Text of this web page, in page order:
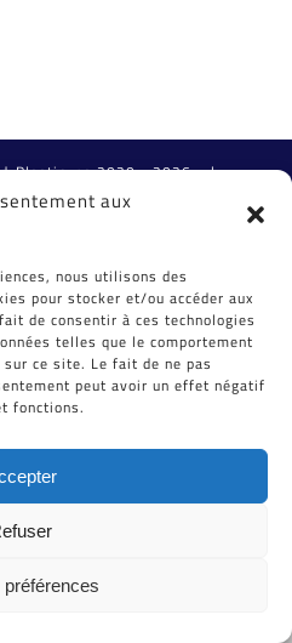
aux
nous utilisons des
pour stocker et/ou accéder aux
de consentir à ces technologies
telles que le comportement
ce site. Le fait de ne pas
peut avoir un effet négatif
fonctions.
préférences
Plastiques 2020 - 2026 |
site : Grafibox.fr